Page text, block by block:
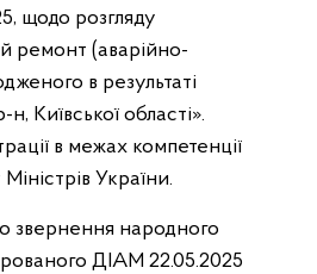
щодо розгляду
ремонт (аварійно-
в результаті
Київської області».
в межах компетенції
України.
звернення народного
ДІАМ 22.05.2025